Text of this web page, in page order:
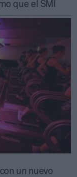
que el SMI
un nuevo